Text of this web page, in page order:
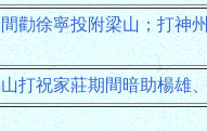
勸徐寧投附梁山；打神
打祝家莊期間暗助楊雄